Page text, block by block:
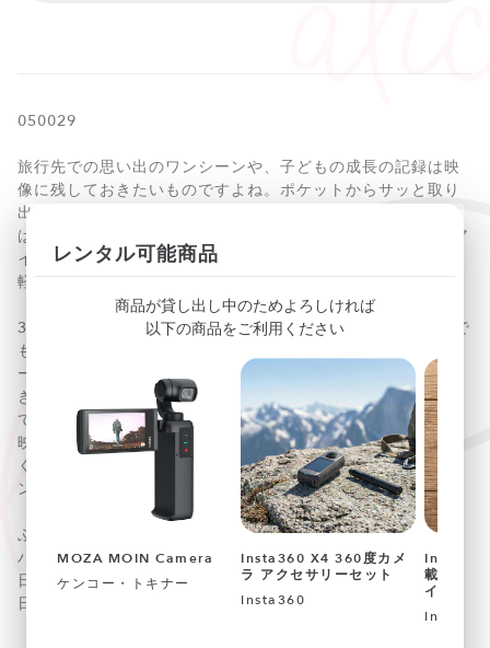
050029
旅行先での思い出のワンシーンや、子どもの成長の記録は映
像に残しておきたいものですよね。ポケットからサッと取り
出してすぐに撮影できるコンパクトカメラ「DJI Pocket 2」
は、起動からたったの1秒で撮影開始！ DJI（ディージェイア
イ）独自の技術で手ブレのないクリアで滑らかな4K動画を手
軽に撮影することができます。
3軸ジンバルを採用したことでポケットサイズの小型カメラで
も大迫力で滑らかな高画質映像を撮影可能に。ストーリーモ
ードを使えば、簡単な操作で短編動画風に編集することもで
きます。AI編集機能なら撮影した映像を自動で組み合わせ
て、まるでプロのカメラマンが撮影・編集したような美しい
映像に仕上げてくれるんです！ 自動で人物の肌色を補正して
くれるので、カメラ初心者でも簡単に使えるのが嬉しいポイ
ントですね。
ふとした瞬間を逃さずドラマティックに記録できる小型ジン
バルカメラ。ストレスなく持ち運べるサイズだからこそ、毎
日の撮影がもっと楽しくなるはず。お子様の成長記録や、毎
日のVlog撮影をこの機会に始めてみませんか？
レンタル可能商品
商品が貸し出し中のためよろしければ
以下の商品をご利用ください
MOZA MOIN Camera
ケンコー・トキナー
Insta360 X4 360度カメ
ラ アクセサリーセット
Insta360
載ジンバ
イ
Insta360